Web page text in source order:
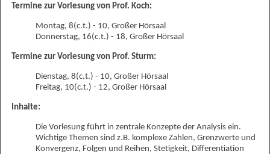
Termine zur Vorlesung von Prof. Koch:
Montag, 8(c.t.) - 10, Großer Hörsaal
Donnerstag, 16(c.t.) - 18, Großer Hörsaal
Termine zur Vorlesung von Prof. Sturm:
Dienstag, 8(c.t.) - 10, Großer Hörsaal
Freitag, 10(c.t.) - 12, Großer Hörsaal
Inhalte:
Die Vorlesung führt in zentrale Konzepte der Analysis ein.
Wichtige Themen sind z.B. komplexe Zahlen, Grenzwerte und
Konvergenz, Folgen und Reihen, Stetigkeit, Differentiation